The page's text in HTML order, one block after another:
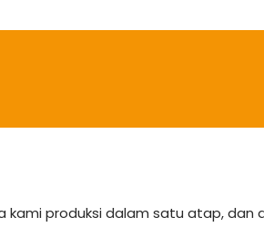
kami produksi dalam satu atap,